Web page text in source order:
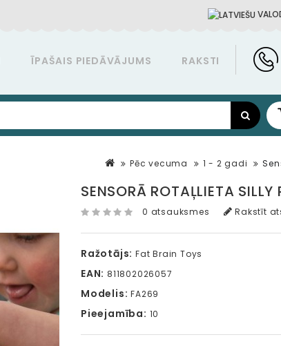
ĪPAŠAIS PIEDĀVĀJUMS RAKSTI
Pēc vecuma 1 - 2 gadi
SENSORĀ ROTAĻLIETA SILLY
0 atsauksmes Rakstīt
Ražotājs: Fat Brain Toys
EAN: 811802026057
Modelis: FA269
Pieejamība: 10